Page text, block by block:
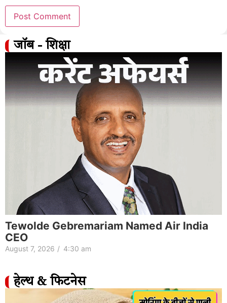
जॉब - शिक्षा
Tewolde Gebremariam Named Air India
CEO
August 7, 2026 / 4:30 am
हेल्थ & फिटनेस